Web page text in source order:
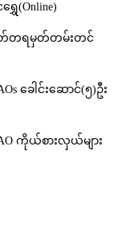
တ်တရမှတ်တမ်းတင်
ေါင်းဆောင်(၅)ဦး
ကိုယ်စားလှယ်များ